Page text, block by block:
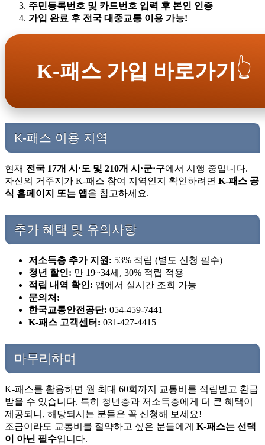
주민등록번호 및 카드번호 입력 후 본인 인증
가입 완료 후 전국 대중교통 이용 가능!
K-패스 가입 바로가기 👆
K-패스 이용 지역
현재 전국 17개 시·도 및 210개 시·군·구에서 시행 중입니다.
자신의 거주지가 K-패스 참여 지역인지 확인하려면 K-패스 공
식 홈페이지 또는 앱 을 참고하세요.
추가 혜택 및 유의사항
저소득층 추가 지원: 53% 적립 (별도 신청 필수)
청년 할인: 만 19~34세, 30% 적립 적용
적립 내역 확인: 앱에서 실시간 조회 가능
문의처:
한국교통안전공단: 054-459-7441
K-패스 고객센터: 031-427-4415
마무리하며
K-패스를 활용하면 월 최대 60회까지 교통비를 적립받고 환급
받을 수 있습니다. 특히 청년층과 저소득층에게 더 큰 혜택이
제공되니, 해당되시는 분들은 꼭 신청해 보세요!
조금이라도 교통비를 절약하고 싶은 분들에게 K-패스는 선택
이 아닌 필수입니다.